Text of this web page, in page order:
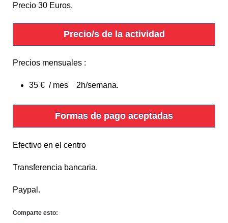
Precio 30 Euros.
Precio/s de la actividad
Precios mensuales :
35 € / mes 2h/semana.
Formas de pago aceptadas
Efectivo en el centro
Transferencia bancaria.
Paypal.
Comparte esto: